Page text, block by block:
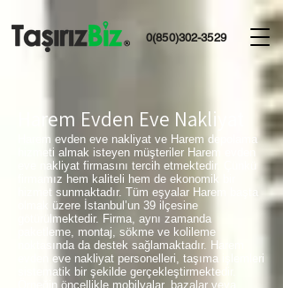
0(850)302-3529
Harem Evden Eve Nakliyat
Harem evden eve nakliyat ve Harem depolama
hizmeti almak isteyen müşteriler Harem evden
eve nakliyat firmasını tercih etmektedir. Çünkü
firmamız hem kaliteli hem de ekonomik bir
hizmet sunmaktadır. Tüm eşyalar Harem başta
olmak üzere İstanbul’un 39 ilçesine
götürülmektedir. Firma, aynı zamanda
paketleme, montaj, sökme ve kolileme
noktasında da destek sağlamaktadır. Harem
evden eve nakliyat personelleri, taşıma işlemleri
sistematik bir şekilde gerçekleştirmektedir.
Örneğin öncellikle mobilyalar, bazalar veya